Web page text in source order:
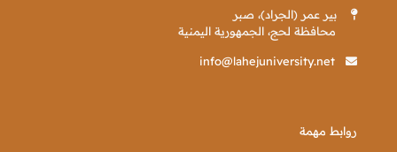
بير عمر (الجراد)، صبر
محافظة لحج، الجمهورية اليمنية
info@lahejuniversity.net
روابط مهمة